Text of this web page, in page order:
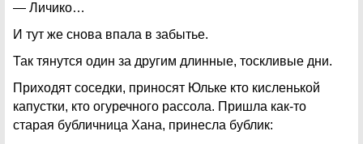
— Личико…
И тут же снова впала в забытье.
Так тянутся один за другим длинные, тоскливые дни.
Приходят соседки, приносят Юльке кто кисленькой
капустки, кто огуречного рассола. Пришла как-то
старая бубличница Хана, принесла бублик: